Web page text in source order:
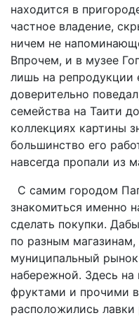
находится в
частное владение,
ничем не
Впрочем, и в музее
лишь на репродукции
доверительно
семейства на Таити
коллекциях картины
большинство его
навсегда пропали из
С самим городом
знакомиться именно
сделать покупки.
по разным магазинам,
муниципальный
набережной. Здесь
фруктами и прочими
расположились